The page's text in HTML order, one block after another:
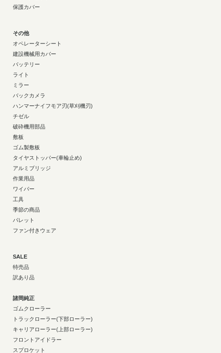
保護カバー
その他
オペレーターシート
建設機械用カバー
バッテリー
ライト
ミラー
バックカメラ
ハンマーナイフモア刃(草刈機刃)
チゼル
破砕機用部品
敷板
ゴム製敷板
タイヤストッパー(車輪止め)
アルミブリッジ
作業用品
ワイパー
工具
季節の商品
パレット
ファン付きウェア
SALE
特売品
訳あり品
諸岡純正
ゴムクローラー
トラックローラー(下部ローラー)
キャリアローラー(上部ローラー)
フロントアイドラー
スプロケット